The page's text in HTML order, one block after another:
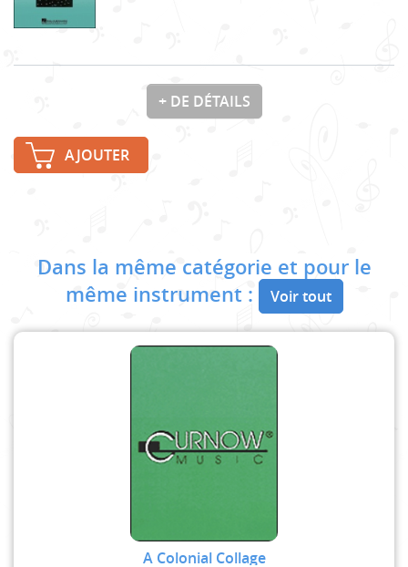
+ DE DÉTAILS
AJOUTER
Dans la même catégorie et pour le
même instrument :
Voir tout
A Colonial Collage